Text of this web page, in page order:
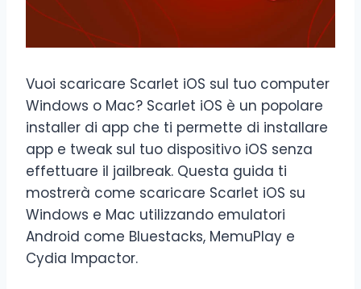
Vuoi scaricare Scarlet iOS sul tuo computer
Windows o Mac? Scarlet iOS è un popolare
installer di app che ti permette di installare
app e tweak sul tuo dispositivo iOS senza
effettuare il jailbreak. Questa guida ti
mostrerà come scaricare Scarlet iOS su
Windows e Mac utilizzando emulatori
Android come Bluestacks, MemuPlay e
Cydia Impactor.